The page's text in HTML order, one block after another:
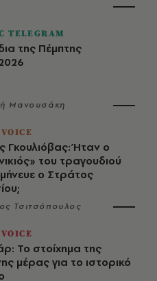
TELEGRAM
της Πέμπτης
Μανουσάκη
Γκουλιόβας: Ήταν ο
του τραγουδιού
ο Στράτος
Τσιτσόπουλος
Το στοίχημα της
μέρας για το ιστορικό